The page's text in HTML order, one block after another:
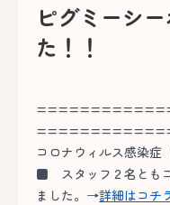
ピグミーシ
た！！
コロナウィルス感染症
■ スタッフ２名とも
ました。→詳細はコチ